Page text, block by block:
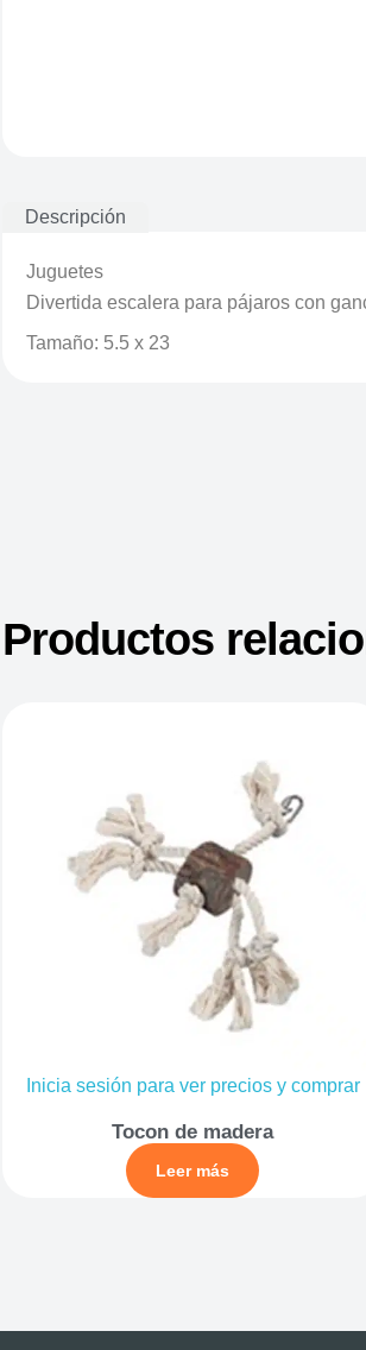
Descripción
Juguetes
Divertida escalera para pájaros con
Tamaño: 5.5 x 23
Productos
Inicia sesión para ver precios y comprar
Tocon de madera
Leer más